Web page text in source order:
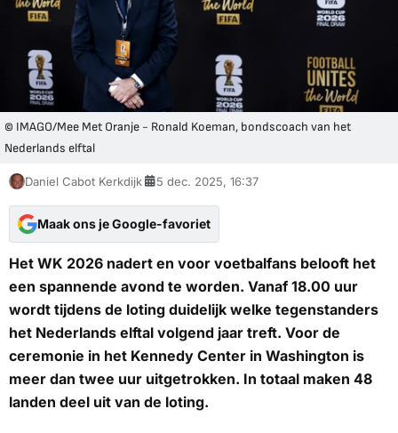
© IMAGO/Mee Met Oranje - Ronald Koeman, bondscoach van het
Nederlands elftal
Daniel Cabot Kerkdijk 5 dec. 2025, 16:37
Maak ons je Google-favoriet
Het WK 2026 nadert en voor voetbalfans belooft het
een spannende avond te worden. Vanaf 18.00 uur
wordt tijdens de loting duidelijk welke tegenstanders
het Nederlands elftal volgend jaar treft. Voor de
ceremonie in het Kennedy Center in Washington is
meer dan twee uur uitgetrokken. In totaal maken 48
landen deel uit van de loting.